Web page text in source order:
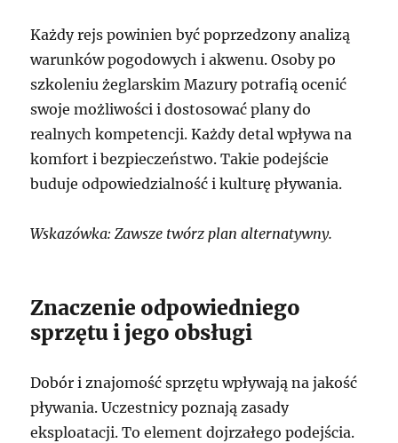
Każdy rejs powinien być poprzedzony analizą
warunków pogodowych i akwenu. Osoby po
szkoleniu żeglarskim Mazury potrafią ocenić
swoje możliwości i dostosować plany do
realnych kompetencji. Każdy detal wpływa na
komfort i bezpieczeństwo. Takie podejście
buduje odpowiedzialność i kulturę pływania.
Wskazówka: Zawsze twórz plan alternatywny.
Znaczenie odpowiedniego
sprzętu i jego obsługi
Dobór i znajomość sprzętu wpływają na jakość
pływania. Uczestnicy poznają zasady
eksploatacji. To element dojrzałego podejścia.